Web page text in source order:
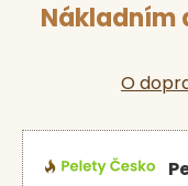
Nákladním
O